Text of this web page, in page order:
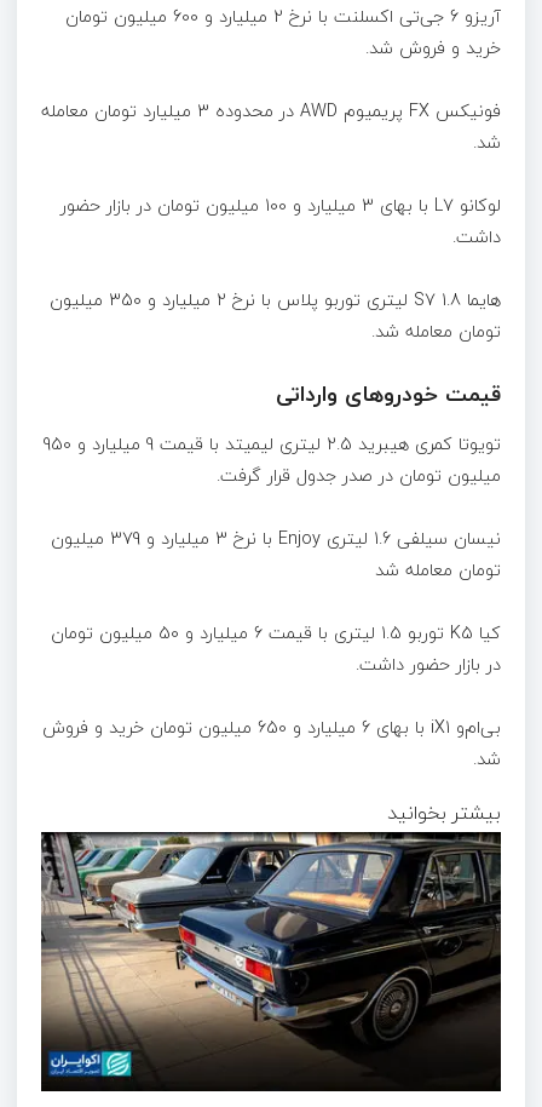
آریزو 6 جی‌تی اکسلنت با نرخ 2 میلیارد و 600 میلیون تومان
خرید و فروش شد.
فونیکس FX پریمیوم AWD در محدوده 3 میلیارد تومان معامله
شد.
لوکانو L7 با بهای 3 میلیارد و 100 میلیون تومان در بازار حضور
داشت.
هایما S7 1.8 لیتری توربو پلاس با نرخ 2 میلیارد و 350 میلیون
تومان معامله شد.
قیمت خودروهای وارداتی
تویوتا کمری هیبرید 2.5 لیتری لیمیتد با قیمت 9 میلیارد و 950
میلیون تومان در صدر جدول قرار گرفت.
نیسان سیلفی 1.6 لیتری Enjoy با نرخ 3 میلیارد و 379 میلیون
تومان معامله شد
کیا K5 توربو 1.5 لیتری با قیمت 6 میلیارد و 50 میلیون تومان
در بازار حضور داشت.
بی‌ام‌و iX1 با بهای 6 میلیارد و 650 میلیون تومان خرید و فروش
شد.
بیشتر بخوانید